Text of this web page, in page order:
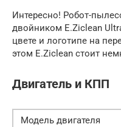
Интересно! Робот-
двойником E.Ziclean
цвете и логотипе на
этом E.Ziclean стоит
Двигатель и КПП
Модель двигателя